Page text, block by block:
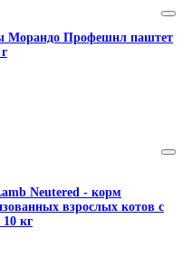
Морандо Профешнл паштет
Neutered - корм
взрослых котов с
кг